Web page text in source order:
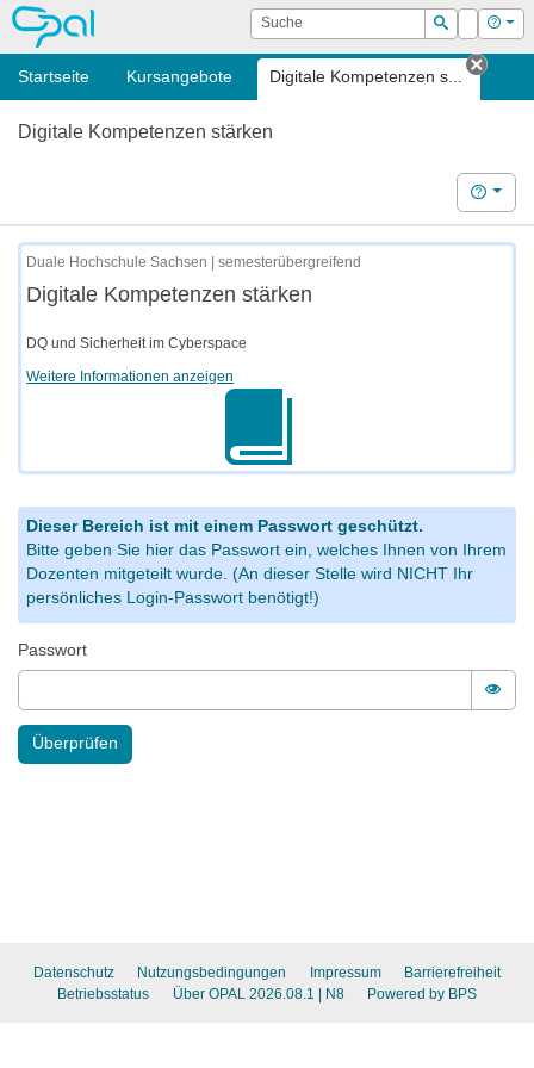
OPAL Suche
Suchen
Login Hilfe
Startseite Kursangebote Digitale Kompetenzen s...
Tab
Digitale Kompetenzen stärken
Hilfe
Duale Hochschule Sachsen | semesterübergreifend
Digitale Kompetenzen stärken
DQ und Sicherheit im Cyberspace
Weitere Informationen anzeigen
Dieser Bereich ist mit einem Passwort geschützt.
Bitte geben Sie hier das Passwort ein, welches Ihnen von Ihrem
Dozenten mitgeteilt wurde. (An dieser Stelle wird NICHT Ihr
persönliches Login-Passwort benötigt!)
Passwort
Überprüfen
Datenschutz Nutzungsbedingungen Impressum
Barrierefreiheit
Betriebsstatus
Über OPAL 2026.08.1 | N8 Powered by BPS